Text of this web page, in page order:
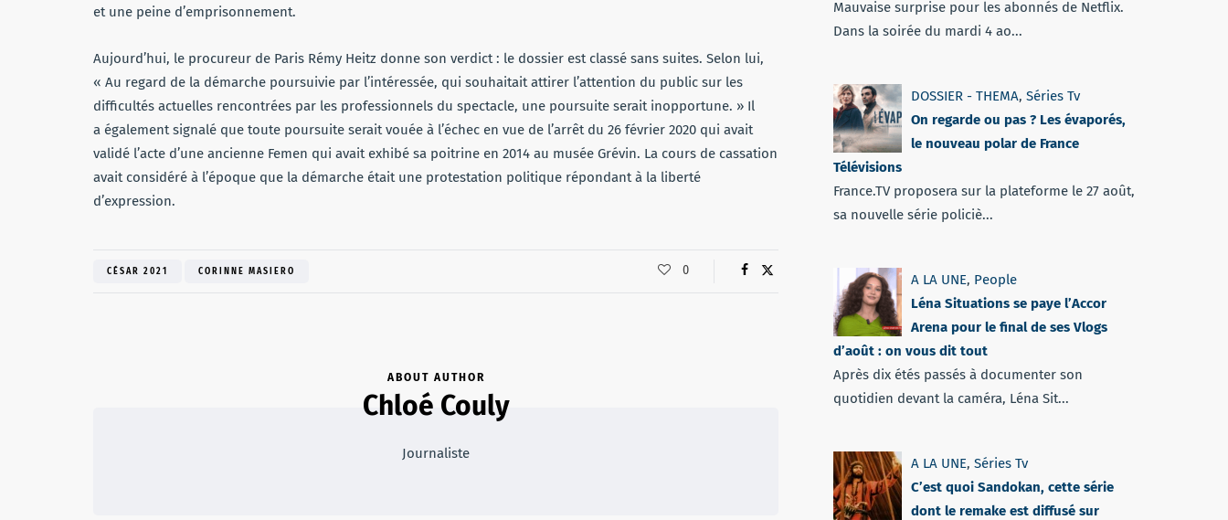
et une peine d’emprisonnement.
Aujourd’hui, le procureur de Paris Rémy Heitz donne son verdict : le dossier est classé sans suites. Selon lui,
« Au regard de la démarche poursuivie par l’intéressée, qui souhaitait attirer l’attention du public sur les
difficultés actuelles rencontrées par les professionnels du spectacle, une poursuite serait inopportune. » Il
a également signalé que toute poursuite serait vouée à l’échec en vue de l’arrêt du 26 février 2020 qui avait
validé l’acte d’une ancienne Femen qui avait exhibé sa poitrine en 2014 au musée Grévin. La cours de cassation
avait considéré à l’époque que la démarche était une protestation politique répondant à la liberté
d’expression.
CÉSAR 2021 CORINNE MASIERO 0
ABOUT AUTHOR
Chloé Couly
Journaliste
Mauvaise surprise pour les abonnés de Netflix.
Dans la soirée du mardi 4 ao...
DOSSIER - THEMA, Séries Tv
On regarde ou pas ? Les évaporés,
le nouveau polar de France
Télévisions
France.TV proposera sur la plateforme le 27 août,
sa nouvelle série policiè...
A LA UNE, People
Léna Situations se paye l’Accor
Arena pour le final de ses Vlogs
d’août : on vous dit tout
Après dix étés passés à documenter son
quotidien devant la caméra, Léna Sit...
A LA UNE, Séries Tv
C’est quoi Sandokan, cette série
dont le remake est diffusé sur